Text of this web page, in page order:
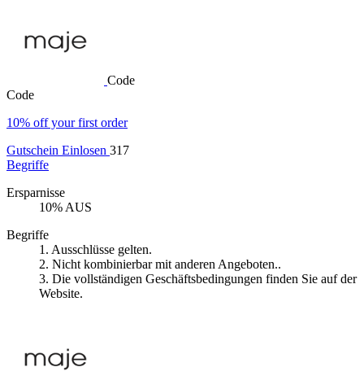
Code
Code
10% off your first order
Gutschein Einlosen 317
Begriffe
Ersparnisse
10% AUS
Begriffe
1. Ausschlüsse gelten.
2. Nicht kombinierbar mit anderen Angeboten..
3. Die vollständigen Geschäftsbedingungen finden Sie auf der
Website.